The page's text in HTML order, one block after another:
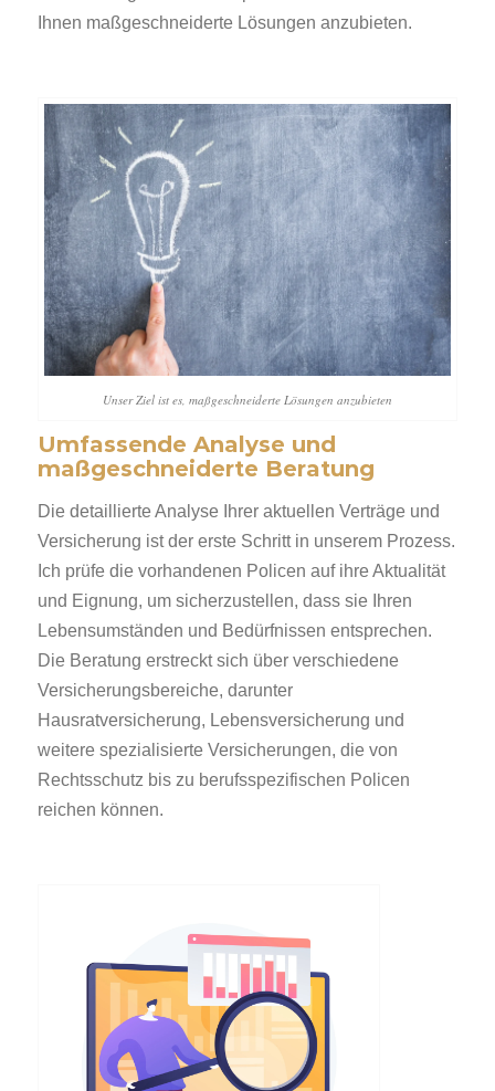
Ihnen maßgeschneiderte Lösungen anzubieten.
Unser Ziel ist es, maßgeschneiderte Lösungen anzubieten
Umfassende Analyse und
maßgeschneiderte Beratung
Die detaillierte Analyse Ihrer aktuellen Verträge und
Versicherung ist der erste Schritt in unserem Prozess.
Ich prüfe die vorhandenen Policen auf ihre Aktualität
und Eignung, um sicherzustellen, dass sie Ihren
Lebensumständen und Bedürfnissen entsprechen.
Die Beratung erstreckt sich über verschiedene
Versicherungsbereiche, darunter
Hausratversicherung, Lebensversicherung und
weitere spezialisierte Versicherungen, die von
Rechtsschutz bis zu berufsspezifischen Policen
reichen können.